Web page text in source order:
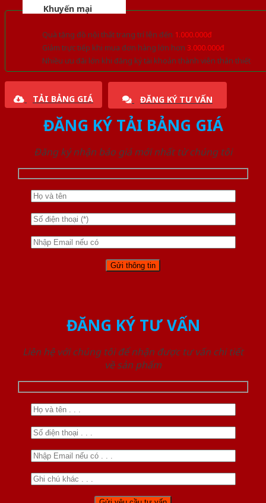
Khuyến mại
Quà tặng đồ nội thất trang trí lên đến 1.000.000đ
Giảm trực tiếp khi mua đơn hàng lớn hơn 3.000.000đ
Nhiều ưu đãi lớn khi đăng ký tài khoản thành viên thân thiết
TẢI BẢNG GIÁ ĐĂNG KÝ TƯ VẤN
ĐĂNG KÝ TẢI BẢNG GIÁ
Đăng ký nhận báo giá mới nhất từ chúng tôi
ĐĂNG KÝ TƯ VẤN
Liên hệ với chúng tôi để nhận được tư vấn chi tiết
về sản phẩm